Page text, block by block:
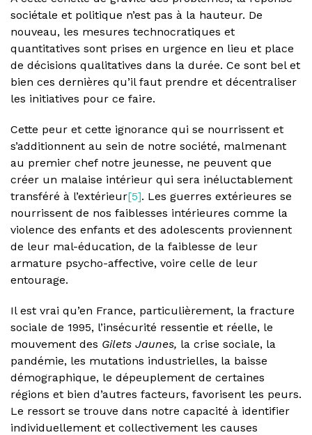
sociétale et politique n’est pas à la hauteur. De
nouveau, les mesures technocratiques et
quantitatives sont prises en urgence en lieu et place
de décisions qualitatives dans la durée. Ce sont bel et
bien ces dernières qu’il faut prendre et décentraliser
les initiatives pour ce faire.
Cette peur et cette ignorance qui se nourrissent et
s’additionnent au sein de notre société, malmenant
au premier chef notre jeunesse, ne peuvent que
créer un malaise intérieur qui sera inéluctablement
transféré à l’extérieur[5]. Les guerres extérieures se
nourrissent de nos faiblesses intérieures comme la
violence des enfants et des adolescents proviennent
de leur mal-éducation, de la faiblesse de leur
armature psycho-affective, voire celle de leur
entourage.
Il est vrai qu’en France, particulièrement, la fracture
sociale de 1995, l’insécurité ressentie et réelle, le
mouvement des Gilets Jaunes, la crise sociale, la
pandémie, les mutations industrielles, la baisse
démographique, le dépeuplement de certaines
régions et bien d’autres facteurs, favorisent les peurs.
Le ressort se trouve dans notre capacité à identifier
individuellement et collectivement les causes